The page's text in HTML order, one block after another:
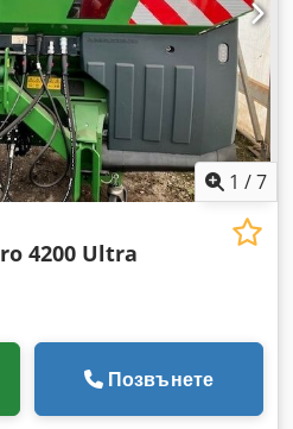
1 /7
4200 Ultra
Позвънете